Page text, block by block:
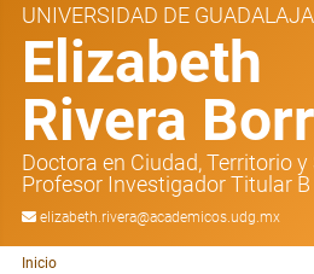
UNIVERSIDAD DE
Elizabeth
Rivera
Doctora en Ciudad, Territorio
Profesor Investigador Titular B
elizabeth.rivera@academicos.udg.mx
Inicio